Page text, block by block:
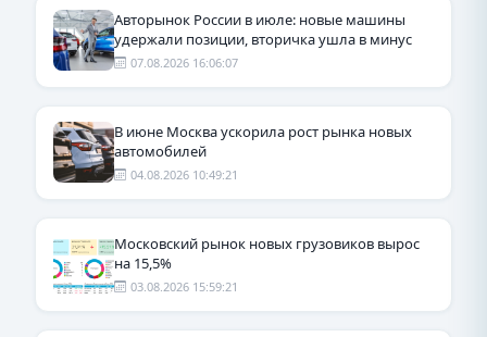
Авторынок России в июле: новые машины
удержали позиции, вторичка ушла в минус
07.08.2026 16:06:07
В июне Москва ускорила рост рынка новых
автомобилей
04.08.2026 10:49:21
Московский рынок новых грузовиков вырос
на 15,5%
03.08.2026 15:59:21